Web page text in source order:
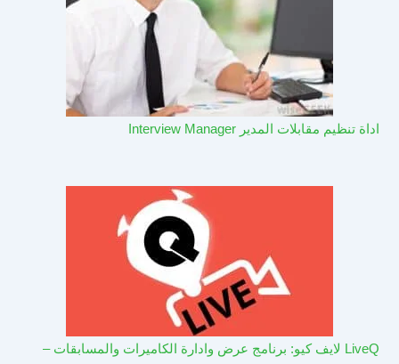
اداة تنظيم مقابلات المدير Interview Manager
LiveQ لايف كيو: برنامج عرض وادارة الكاميرات والمسابقات –